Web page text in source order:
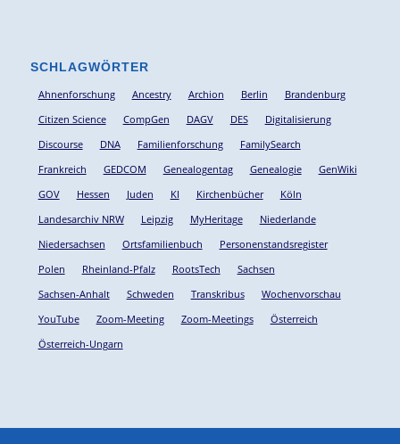
SCHLAGWÖRTER
Ahnenforschung Ancestry Archion Berlin
Brandenburg
Citizen Science
CompGen DAGV DES
Digitalisierung
Discourse
DNA Familienforschung
FamilySearch
Frankreich
GEDCOM Genealogentag Genealogie
GenWiki
GOV
Hessen Juden KI Kirchenbücher
Köln
Landesarchiv NRW
Leipzig MyHeritage
Niederlande
Niedersachsen
Ortsfamilienbuch
Personenstandsregister
Polen
Rheinland-Pfalz RootsTech
Sachsen
Sachsen-Anhalt
Schweden Transkribus
Wochenvorschau
YouTube
Zoom-Meeting Zoom-Meetings
Österreich
Österreich-Ungarn